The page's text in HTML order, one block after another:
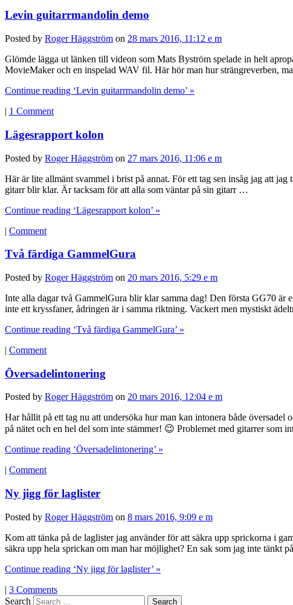
Levin guitarrmandolin demo
Posted by Roger Häggström on 28 mars 2016, 11:12 e m
Glömde lägga ut länken till videon som Mats Byström spelade in helt
MovieMaker och en inspelad WAV fil. Här hör man hur strängreverben,
Continue reading ‘Levin guitarrmandolin demo’ »
| 1 Comment
Lägesrapport kolon
Posted by Roger Häggström on 27 mars 2016, 11:06 e m
Här är lite allmänt svammel i brist på annat. För ett tag sen insåg jag att
gitarr blir klar. Är tacksam för att alla som väntar på sin gitarr …
Continue reading ‘Lägesrapport kolon’ »
| Comment
Två färdiga GammelGura
Posted by Roger Häggström on 20 mars 2016, 5:29 e m
Inte alla dagar två GammelGura blir klar samma dag! Den första GG70 är
inte ett kryssfaner, ådringen är i samma riktning. Vackert men mystiskt
Continue reading ‘Två färdiga GammelGura’ »
| Comment
Översadelintonering
Posted by Roger Häggström on 20 mars 2016, 12:04 e m
Har hållit på ett tag nu att undersöka hur man kan intonera både
på nätet och en hel del som inte stämmer! 😉 Problemet med gitarrer som
Continue reading ‘Översadelintonering’ »
| Comment
Ny jigg för laglister
Posted by Roger Häggström on 8 mars 2016, 9:09 e m
Kom att tänka på de laglister jag använder för att säkra upp sprickorna i
säkra upp hela sprickan om man har möjlighet? En sak som jag inte tänkt
Continue reading ‘Ny jigg för laglister’ »
| 3 Comments
Search